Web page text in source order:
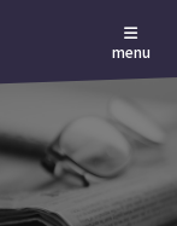
menu